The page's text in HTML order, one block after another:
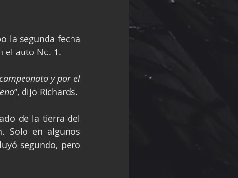
la segunda fecha
el auto No. 1.
y por el
”, dijo Richards.
de la tierra del
Solo en algunos
segundo, pero